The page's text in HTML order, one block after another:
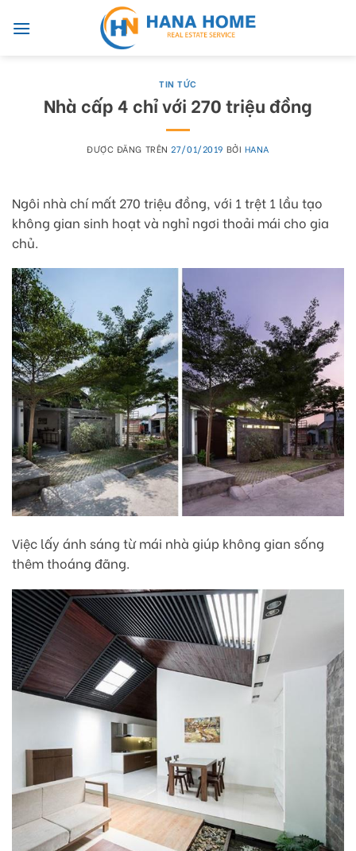
TIN TỨC
Nhà cấp 4 chỉ với 270 triệu đồng
ĐƯỢC ĐĂNG TRÊN 27/01/2019 BỞI HANA
Ngôi nhà chí mất 270 triệu đồng, với 1 trệt 1 lầu tạo
không gian sinh hoạt và nghỉ ngơi thoải mái cho gia
chủ.
Việc lấy ánh sáng từ mái nhà giúp không gian sống
thêm thoáng đãng.